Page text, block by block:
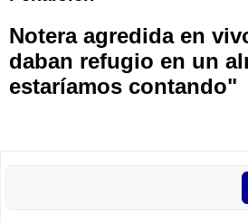
Notera agredida en
daban refugio en un
estaríamos contando"